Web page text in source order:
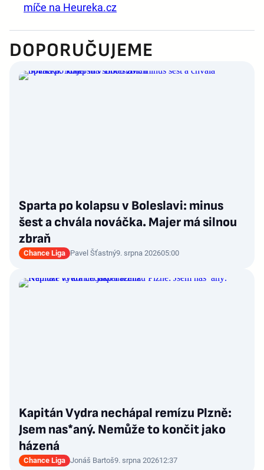
míče na Heureka.cz
DOPORUČUJEME
Sparta po kolapsu v Boleslavi: minus
šest a chvála nováčka. Majer má silnou
zbraň
Chance Liga Pavel Šťastný9. srpna 202605:00
Kapitán Vydra nechápal remízu Plzně:
Jsem nas*aný. Nemůže to končit jako
házená
Chance Liga Jonáš Bartoš9. srpna 202612:37